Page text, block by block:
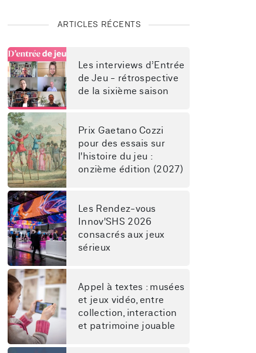
ARTICLES RÉCENTS
Les interviews d’Entrée
de Jeu - rétrospective
de la sixième saison
Prix Gaetano Cozzi
pour des essais sur
l'histoire du jeu :
onzième édition (2027)
Les Rendez-vous
Innov'SHS 2026
consacrés aux jeux
sérieux
Appel à textes : musées
et jeux vidéo, entre
collection, interaction
et patrimoine jouable